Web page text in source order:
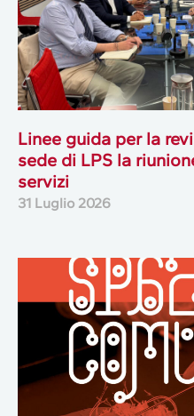
Linee guida per la
sede di LPS la
servizi
31 Luglio 2026